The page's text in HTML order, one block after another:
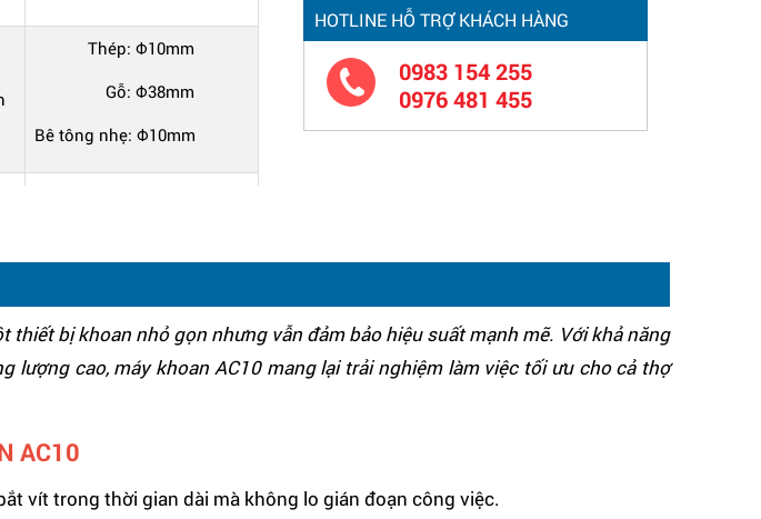
Thép: Φ10mm
Gỗ: Φ38mm
Bê tông nhẹ: Φ10mm
HOTLINE HỖ TRỢ KHÁCH HÀNG
0983 154 255
0976 481 455
bị khoan nhỏ gọn nhưng vẫn đảm bảo hiệu suất mạnh mẽ. Với khả năng
cao, máy khoan AC10 mang lại trải nghiệm làm việc tối ưu cho cả thợ
AC10
vít trong thời gian dài mà không lo gián đoạn công việc.